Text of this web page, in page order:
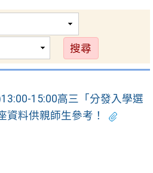
15:00高三「分發入學選
資料供親師生參考！